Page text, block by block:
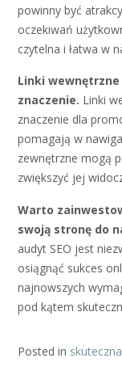
powinny być
oczekiwań
czytelna i łatwa w
Linki
znaczenie. Linki
znaczenie dla
pomagają w
zewnętrzne mogą
zwiększyć jej
Warto
swoją stronę do
audyt SEO jest
osiągnąć sukces
najnowszych
pod kątem
Posted in